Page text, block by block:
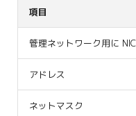
項目
管理ネットワーク用に NIC
アドレス
ネットマスク